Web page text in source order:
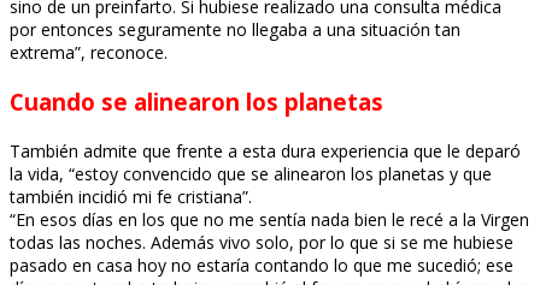
sino de un preinfarto. Si hubiese realizado una consulta médica
por entonces seguramente no llegaba a una situación tan
extrema”, reconoce.
Cuando se alinearon los planetas
También admite que frente a esta dura experiencia que le deparó
la vida, “estoy convencido que se alinearon los planetas y que
también incidió mi fe cristiana”.
“En esos días en los que no me sentía nada bien le recé a la Virgen
todas las noches. Además vivo solo, por lo que si se me hubiese
pasado en casa hoy no estaría contando lo que me sucedió; ese